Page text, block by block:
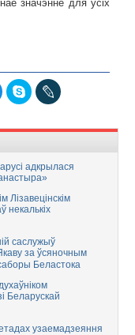
значэнне для ўсіх
адкрылася
Лізавецінскім
саслужыў
за ўсяночным
Беластока
Беларускай
узаемадзеяння